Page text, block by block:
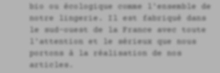
bio ou écologique comme l'ensemble de
notre lingerie. Il est fabriqué dans
le sud-ouest de la France avec toute
l'attention et le sérieux que nous
portons à la réalisation de nos
articles.